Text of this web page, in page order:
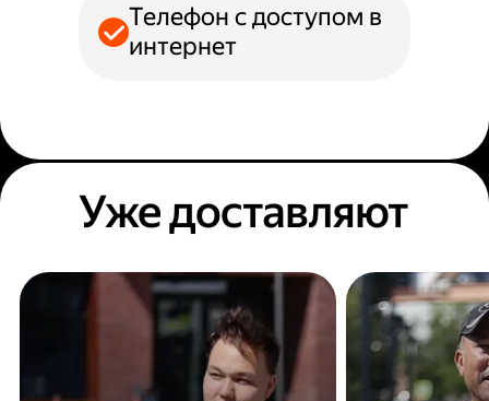
Телефон с доступом в
интернет
Уже доставляют